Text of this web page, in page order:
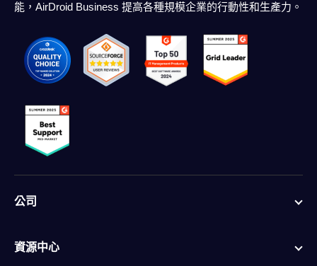
能，AirDroid Business 提高各種規模企業的行動性和生產力。
公司
資源中心